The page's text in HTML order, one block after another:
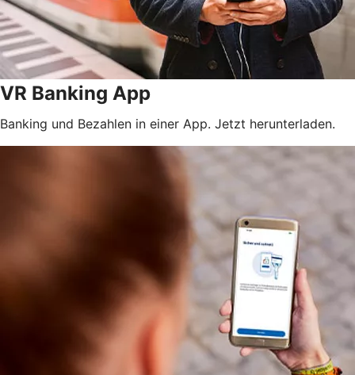
VR Banking App
Banking und Bezahlen in einer App. Jetzt herunterladen.